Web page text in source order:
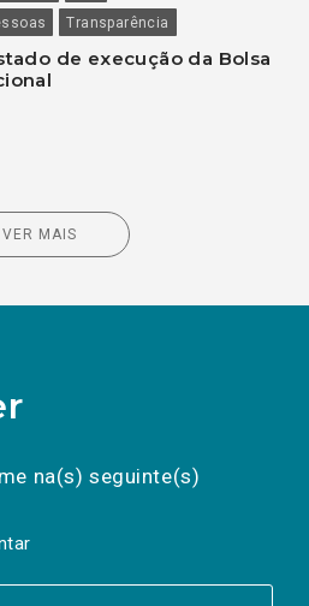
Transparência
de execução da Bolsa
VER MAIS
na(s) seguinte(s)